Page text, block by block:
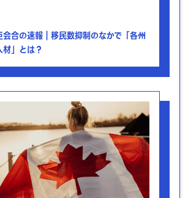
合の速報｜移民数抑制のなかで「各州
」とは？